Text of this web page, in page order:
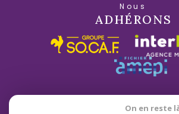
Nous
ADHÉRONS
On en reste